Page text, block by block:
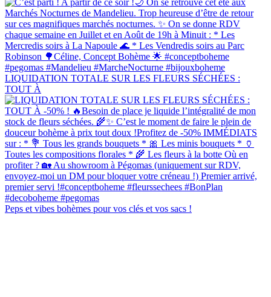
LIQUIDATION TOTALE SUR LES FLEURS SÉCHÉES :
TOUT À
Peps et vibes bohèmes pour vos clés et vos sacs !